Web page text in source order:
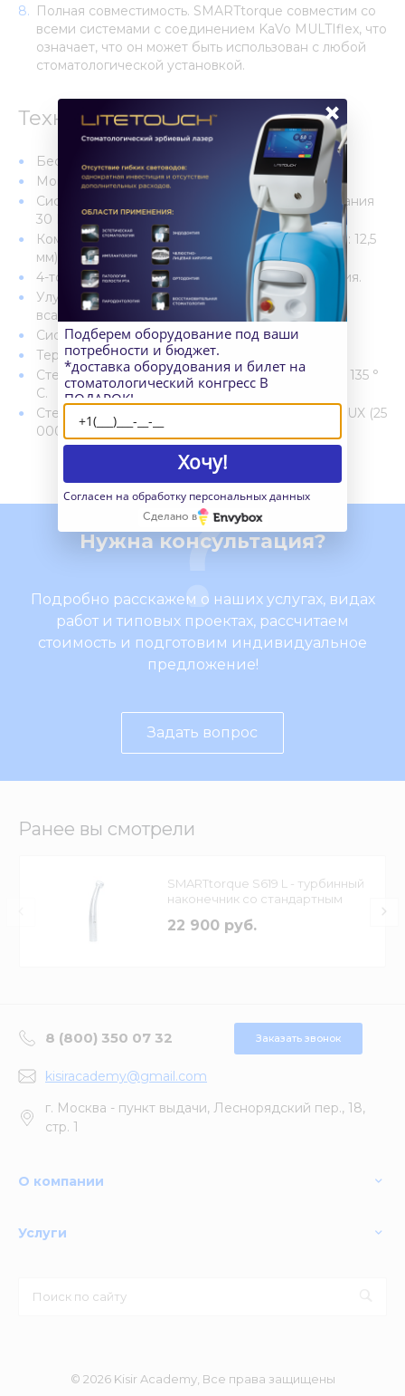
Полная совместимость. SMARTtorque совместим со
всеми системами с соединением KaVo MULTIflex, что
означает, что он может быть использован с любой
стоматологической установкой.
Технические характеристики:
Бесшумная работа (65 дБ (A)).
Мощность 16 Вт при давлении всего 2,8 бар.
Система кнопочного зажима KaVo (сила удержания
30 Н).
Компактный корпус головки (высота: 14,5 мм / Ø: 12,5
мм).
4-точечный спрей для оптимального охлаждения.
Улучшенный механизм блокировки обратного
всасывания.
Система соединения KaVo MULTIflex.
Термодезинфекция.
Стерилизация в автоклаве при температуре до 135 °
C.
Стеклянный волоконно-оптический световод LUX (25
000 люкс).
Нужна консультация?
Подробно расскажем о наших услугах, видах
работ и типовых проектах, рассчитаем
стоимость и подготовим индивидуальное
предложение!
Задать вопрос
Ранее вы смотрели
SMARTtorque S619 L - турбинный
наконечник со стандартным
подсветкой
22 900 руб.
8 (800) 350 07 32 Заказать звонок
kisiracademy@gmail.com
г. Москва - пункт выдачи, Леснорядский пер., 18,
стр. 1
О компании
Услуги
© 2026 Kisir Academy, Все права защищены
×
Подберем оборудование под ваши
потребности и бюджет.
*доставка оборудования и билет на
стоматологический конгресс В
ПОДАРОК!
Хочу!
Согласен на обработку персональных данных
Сделано в